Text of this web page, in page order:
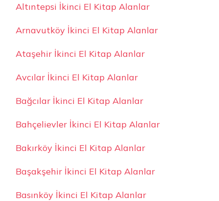
Altıntepsi İkinci El Kitap Alanlar
Arnavutköy İkinci El Kitap Alanlar
Ataşehir İkinci El Kitap Alanlar
Avcılar İkinci El Kitap Alanlar
Bağcılar İkinci El Kitap Alanlar
Bahçelievler İkinci El Kitap Alanlar
Bakırköy İkinci El Kitap Alanlar
Başakşehir İkinci El Kitap Alanlar
Basınköy İkinci El Kitap Alanlar